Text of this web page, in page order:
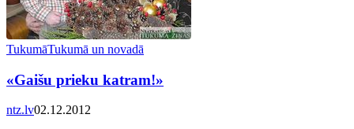
TukumāTukumā un novadā
«Gaišu prieku katram!»
ntz.lv02.12.2012